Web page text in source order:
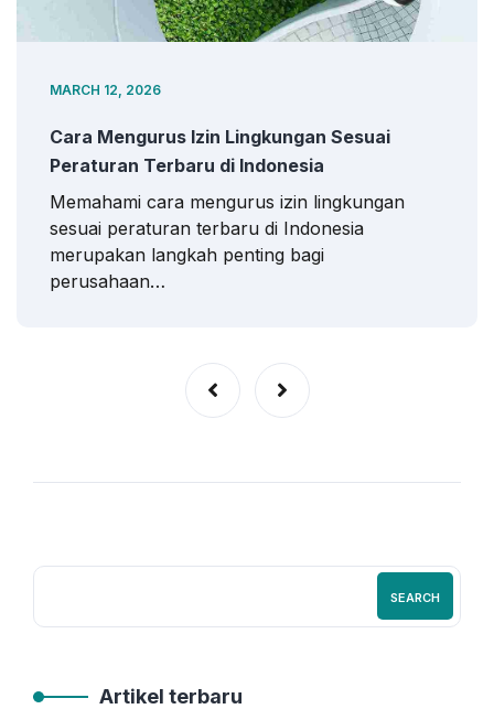
MARCH 12, 2026
Cara Mengurus Izin Lingkungan Sesuai
Peraturan Terbaru di Indonesia
Memahami cara mengurus izin lingkungan
sesuai peraturan terbaru di Indonesia
merupakan langkah penting bagi
perusahaan…
SEARCH
Artikel terbaru